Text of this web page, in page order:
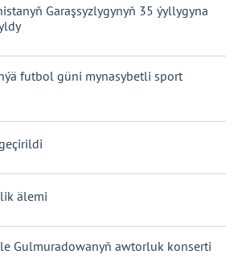
Garaşsyzlygynyň 35 ýyllygyna
futbol güni mynasybetli sport
älemi
Gulmuradowanyň awtorluk konserti